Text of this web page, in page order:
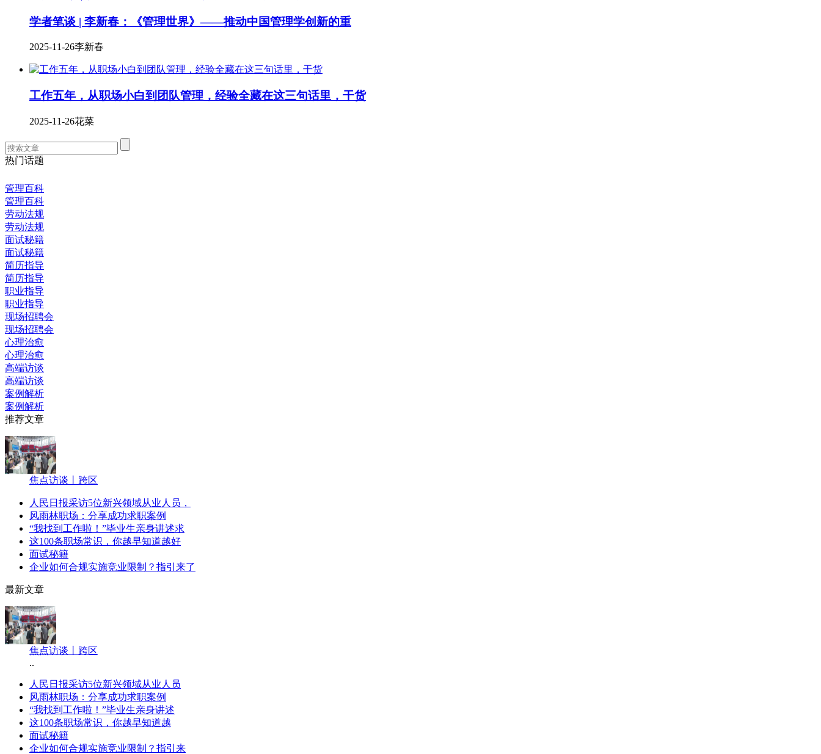
学者笔谈 | 李新春：《管理世界》——推动中国管理学创新的重
2025-11-26李新春
工作五年，从职场小白到团队管理，经验全藏在这三句话里，干货
2025-11-26花菜
热门话题
管理百科
管理百科
劳动法规
劳动法规
面试秘籍
面试秘籍
简历指导
简历指导
职业指导
职业指导
现场招聘会
现场招聘会
心理治愈
心理治愈
高端访谈
高端访谈
案例解析
案例解析
推荐文章
焦点访谈丨跨区
人民日报采访5位新兴领域从业人员，
风雨林职场：分享成功求职案例
“我找到工作啦！”毕业生亲身讲述求
这100条职场常识，你越早知道越好
面试秘籍
企业如何合规实施竞业限制？指引来了
最新文章
焦点访谈丨跨区
..
人民日报采访5位新兴领域从业人员
风雨林职场：分享成功求职案例
“我找到工作啦！”毕业生亲身讲述
这100条职场常识，你越早知道越
面试秘籍
企业如何合规实施竞业限制？指引来